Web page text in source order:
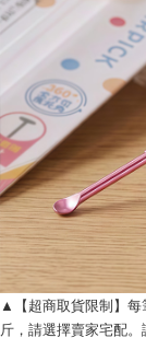
▲【超商取貨限制】每
斤，請選擇賣家宅配。